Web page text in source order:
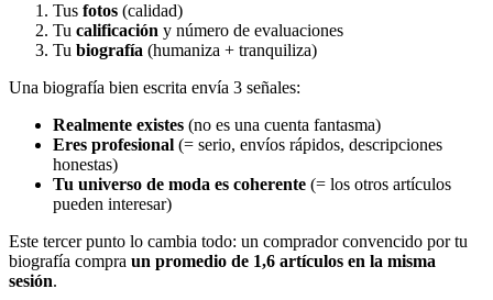
Tus fotos (calidad)
Tu calificación y número de evaluaciones
Tu biografía (humaniza + tranquiliza)
Una biografía bien escrita envía 3 señales:
Realmente existes (no es una cuenta fantasma)
Eres profesional (= serio, envíos rápidos, descripciones
honestas)
Tu universo de moda es coherente (= los otros artículos
pueden interesar)
Este tercer punto lo cambia todo: un comprador convencido por tu
biografía compra un promedio de 1,6 artículos en la misma
sesión.